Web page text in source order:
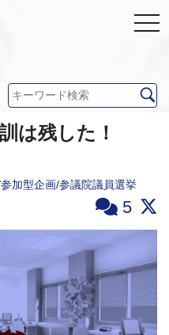
は残した！
参加型企画/参議院議員選挙
5